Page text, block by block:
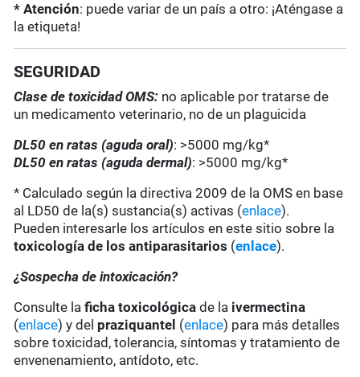
* Atención: puede variar de un país a otro: ¡Aténgase a
la etiqueta!
SEGURIDAD
Clase de toxicidad OMS: no aplicable por tratarse de
un medicamento veterinario, no de un plaguicida
DL50 en ratas (aguda oral): >5000 mg/kg*
DL50 en ratas (aguda dermal): >5000 mg/kg*
* Calculado según la directiva 2009 de la OMS en base
al LD50 de la(s) sustancia(s) activas (enlace).
Pueden interesarle los artículos en este sitio sobre la
toxicología de los antiparasitarios (enlace).
¿Sospecha de intoxicación?
Consulte laficha toxicológica de la ivermectina
(enlace) y del praziquantel (enlace) para más detalles
sobre toxicidad, tolerancia, síntomas y tratamiento de
envenenamiento, antídoto, etc.